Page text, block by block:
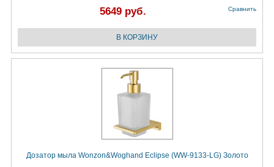
5649 руб. Сравнить
Дозатор мыла Wonzon&Woghand Eclipse (WW-9133-LG) Золото